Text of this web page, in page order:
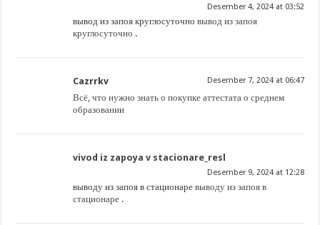
Desember 4, 2024 at 03:52
вывод из запоя круглосуточновывод из запоя
круглосуточно .
Cazrrkv Desember 7, 2024 at 06:47
Всё, что нужно знать о покупке аттестата о среднем
образовании
vivod iz zapoya v stacionare_resl
Desember 9, 2024 at 12:28
выводу из запоя в стационаревыводу из запоя в
стационаре .